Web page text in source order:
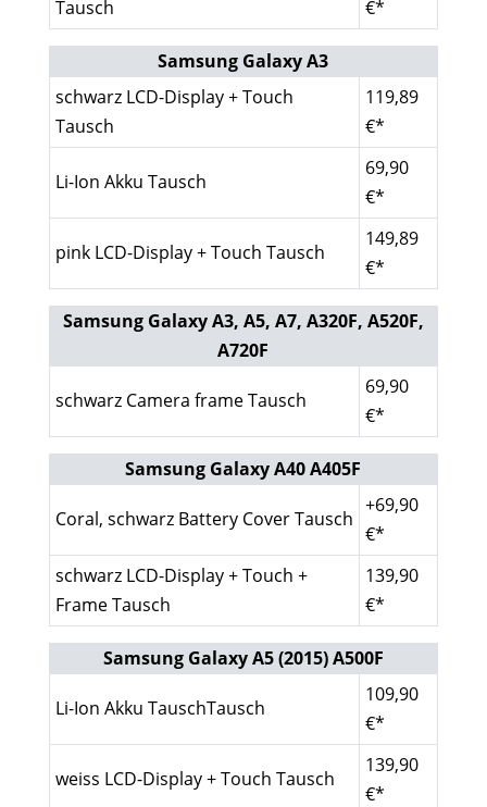
Tausch
€*
Samsung Galaxy A3
schwarz LCD-Display + Touch
Tausch
119,89
€*
Li-Ion Akku Tausch
69,90
€*
pink LCD-Display + Touch Tausch
149,89
€*
Samsung Galaxy A3, A5, A7, A320F, A520F,
A720F
schwarz Camera frame Tausch
69,90
€*
Samsung Galaxy A40 A405F
Coral, schwarz Battery Cover Tausch
+69,90
€*
schwarz LCD-Display + Touch +
Frame Tausch
139,90
€*
Samsung Galaxy A5 (2015) A500F
Li-Ion Akku TauschTausch
109,90
€*
weiss LCD-Display + Touch Tausch
139,90
€*